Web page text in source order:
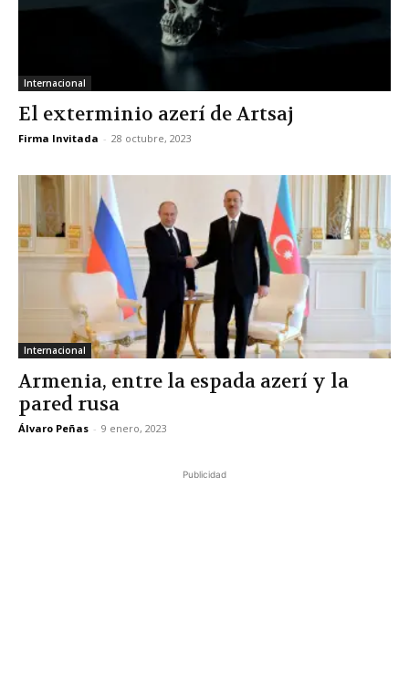
Internacional
El exterminio azerí de Artsaj
Firma Invitada - 28 octubre, 2023
Internacional
Armenia, entre la espada azerí y la
pared rusa
Álvaro Peñas - 9 enero, 2023
Publicidad